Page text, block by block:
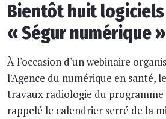
Bientôt huit
« Ségur numérique »
À l'occasion d'un webinaire
l'Agence du numérique en santé,
travaux radiologie du programme
rappelé le calendrier serré de la